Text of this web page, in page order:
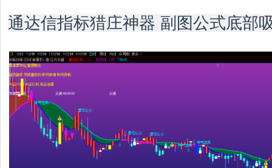
通达信指标猎庄神器 副图公式底部